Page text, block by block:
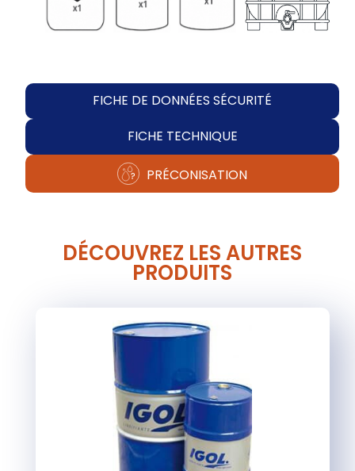
FICHE DE DONNÉES SÉCURITÉ
FICHE TECHNIQUE
PRÉCONISATION
DÉCOUVREZ LES AUTRES
PRODUITS